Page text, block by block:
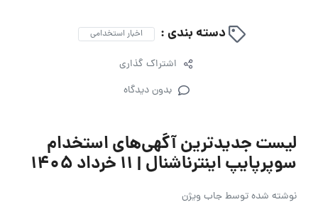
دسته بندی : اخبار استخدامی
اشتراک گذاری
بدون دیدگاه
لیست جدیدترین آگهی‌های استخدام
سوپرپایپ اینترناشنال | ۱۱ خرداد ۱۴۰۵
نوشته شده توسطجاب ویژن